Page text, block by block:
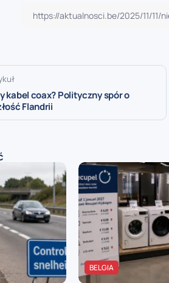
kabel coax? Polityczny spór o
Flandrii
BELGIA